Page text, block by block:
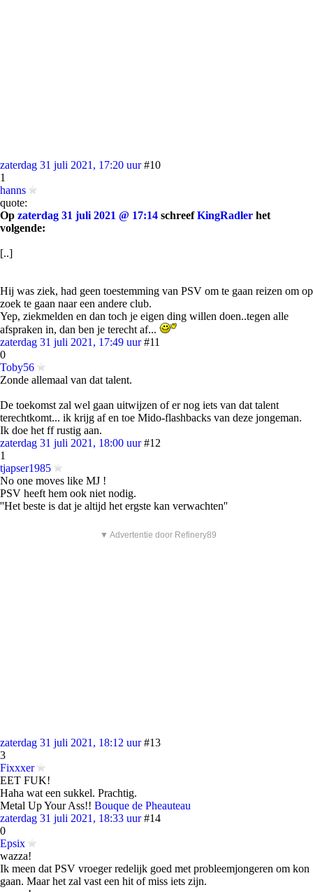
zaterdag 31 juli 2021, 17:20 uur #10
1
hanns
quote:
Op zaterdag 31 juli 2021 @ 17:14 schreefKingRadler het
volgende:
[..]
Hij was ziek, had geen toestemming van PSV om te gaan reizen om op
zoek te gaan naar een andere club.
Yep, ziekmelden en dan toch je eigen ding willen doen..tegen alle
afspraken in, dan ben je terecht af...
zaterdag 31 juli 2021, 17:49 uur #11
0
Toby56
Zonde allemaal van dat talent.
De toekomst zal wel gaan uitwijzen of er nog iets van dat talent
terechtkomt... ik krijg af en toe Mido-flashbacks van deze jongeman.
Ik doe het ff rustig aan.
zaterdag 31 juli 2021, 18:00 uur #12
1
tjapser1985
No one moves like MJ !
PSV heeft hem ook niet nodig.
''Het beste is dat je altijd het ergste kan verwachten''
▼ Advertentie door Refinery89
zaterdag 31 juli 2021, 18:12 uur #13
3
Fixxxer
EET FUK!
Haha wat een sukkel. Prachtig.
Metal Up Your Ass!! Bouque de Pheauteau
zaterdag 31 juli 2021, 18:33 uur #14
0
Epsix
wazza!
Ik meen dat PSV vroeger redelijk goed met probleemjongeren om kon
gaan. Maar het zal vast een hit of miss iets zijn.